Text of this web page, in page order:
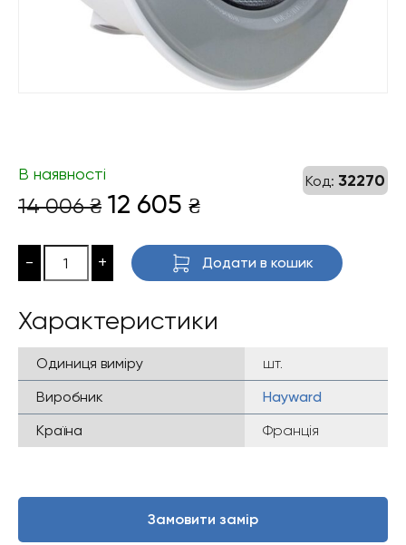
Код: 32270
В наявності
14 006₴ Оригінальна
006 ₴.
12 605 ₴Поточна
12
605 ₴.
- + Додати в кошик
Характеристики
Одиниця виміру
шт.
Виробник
Hayward
Країна
Франція
Замовити замір